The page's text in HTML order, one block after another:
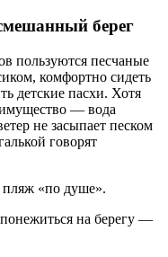
берег
пользуются песчаные
комфортно сидеть
детские пасхи. Хотя
— вода
не засыпает песком
говорят
«по душе».
на берегу —